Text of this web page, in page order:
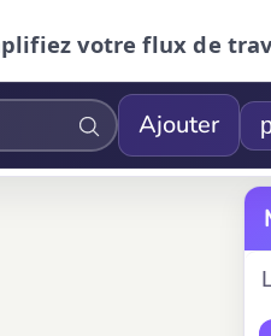
votre flux de
Ajouter